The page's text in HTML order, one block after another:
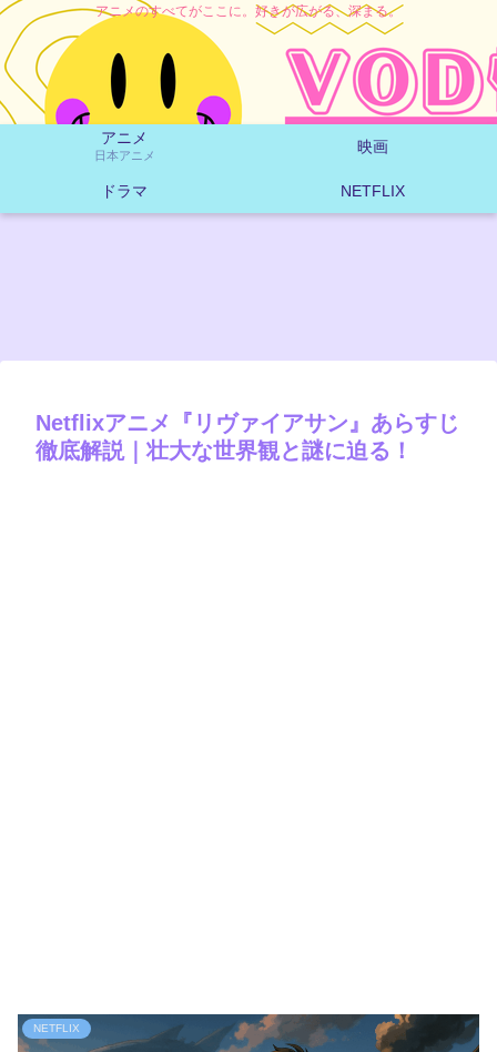
アニメのすべてがここに。好きが広がる、深まる。
アニメ
日本アニメ 映画
ドラマ NETFLIX
Netflixアニメ『リヴァイアサン』あらすじ
徹底解説｜壮大な世界観と謎に迫る！
NETFLIX